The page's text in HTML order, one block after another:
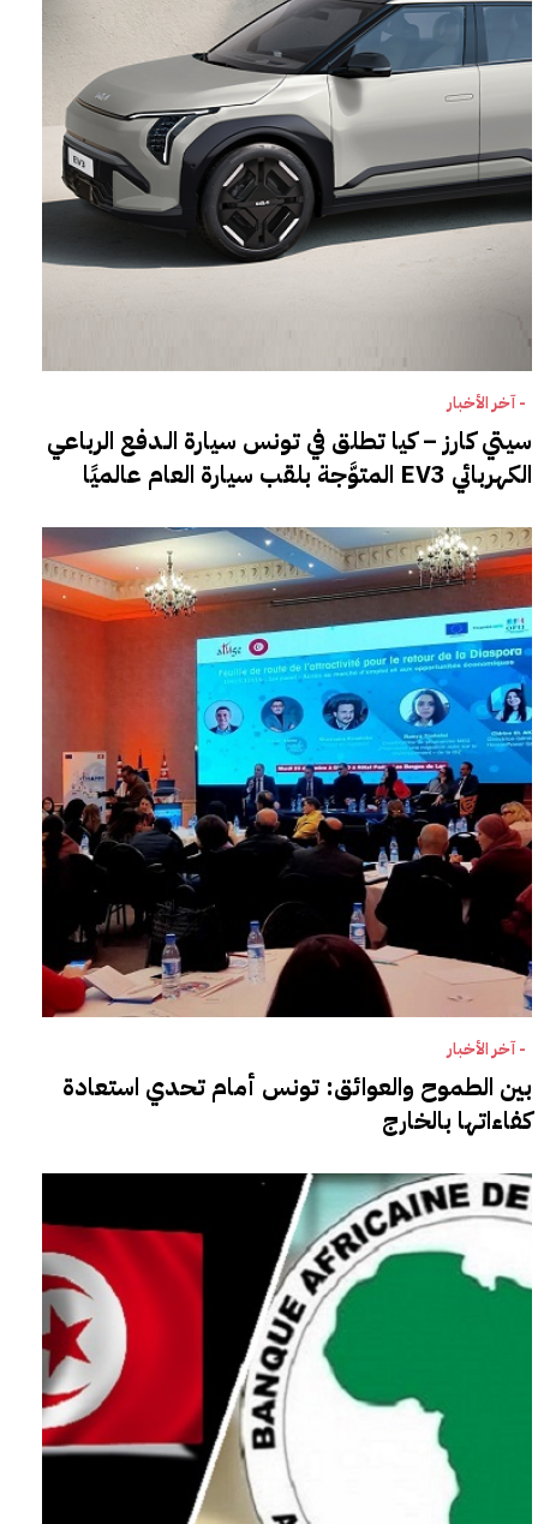
- آخر الأخبار
سيتي كارز – كيا تطلق في تونس سيارة الـدفع الرباعي
الكهربائي EV3 المتوَّجة بلقب سيارة العام عالميًا
- آخر الأخبار
بين الطموح والعوائق: تونس أمام تحدي استعادة
كفاءاتها بالخارج